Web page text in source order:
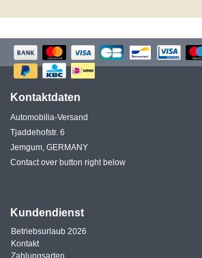
Kontaktdaten
Automobilia-Versand
Tjaddehofstr. 6
Jemgum, GERMANY
Contact over button right below
Kundendienst
Betriebsurlaub 2026
Kontakt
Zahlungsarten